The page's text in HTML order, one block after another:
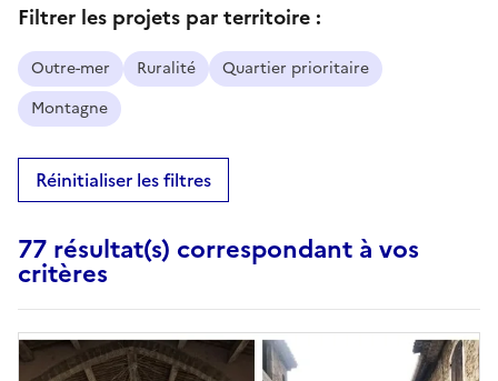
Filtrer les projets par territoire :
Outre-mer Ruralité
Quartier prioritaire
Montagne
Réinitialiser les filtres
77 résultat(s) correspondant à vos
critères